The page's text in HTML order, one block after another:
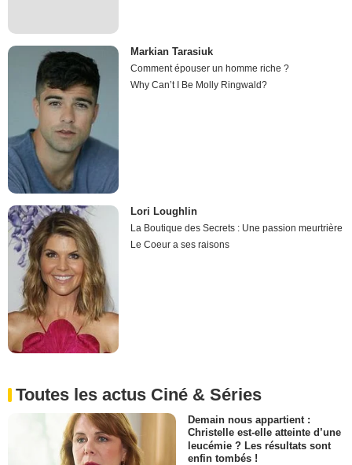
Markian Tarasiuk
Comment épouser un homme riche ?
Why Can’t I Be Molly Ringwald?
Lori Loughlin
La Boutique des Secrets : Une passion meurtrière
Le Coeur a ses raisons
Toutes les actus Ciné & Séries
Demain nous appartient :
Christelle est-elle atteinte d’une
leucémie ? Les résultats sont
enfin tombés !